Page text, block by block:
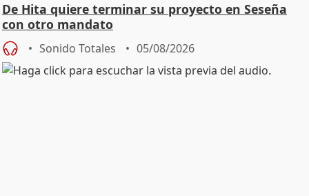
De Hita quiere terminar su proyecto en Seseña
con otro mandato
Sonido Totales 05/08/2026